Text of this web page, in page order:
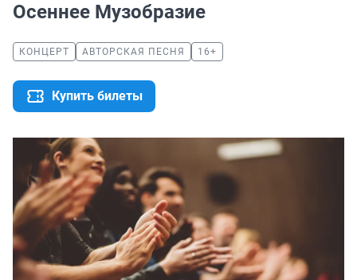
Осеннее Музобразие
КОНЦЕРТ АВТОРСКАЯ ПЕСНЯ 16+
Купить билеты